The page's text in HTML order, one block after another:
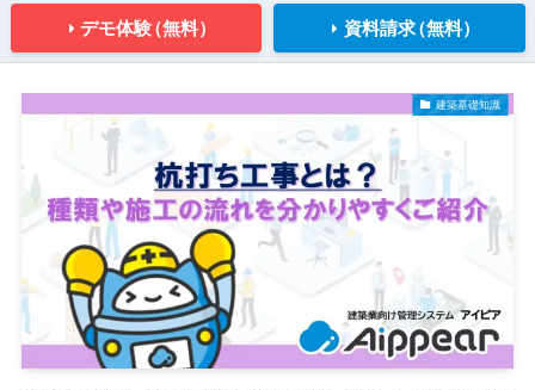
デモ体験（無料） 資料請求（無料）
建築基礎知識